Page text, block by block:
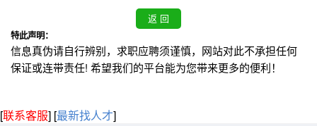
特此声明：
信息真伪请自行辨别，求职应聘须谨慎，网站对此不承担任何
保证或连带责任! 希望我们的平台能为您带来更多的便利！
[联系客服] [最新找人才]